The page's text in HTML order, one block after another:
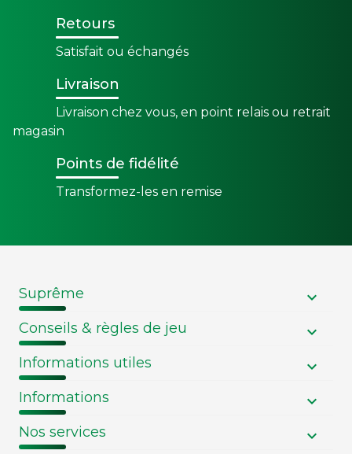
Retours
Satisfait ou échangés
Livraison
Livraison chez vous, en point relais ou retrait
magasin
Points de fidélité
Transformez-les en remise
Suprême
Conseils & règles de jeu
Informations utiles
Informations
Nos services